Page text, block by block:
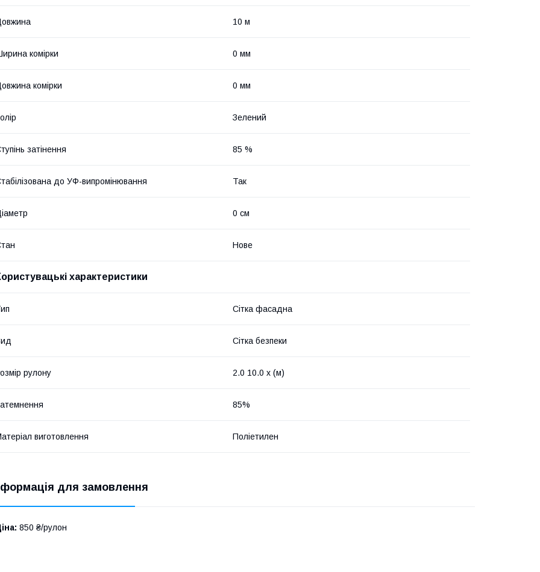
10 м
комірки 0 мм
комірки 0 мм
Зелений
затінення 85 %
до УФ-випромінювання Так
0 см
Нове
характеристики
Сітка фасадна
Сітка безпеки
рулону 2.0 10.0 х (м)
85%
виготовлення Поліетилен
для замовлення
850 ₴/рулон